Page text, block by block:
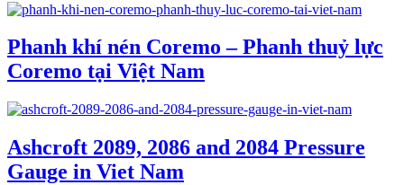
Phanh khí nén Coremo – Phanh thuỷ lực
Coremo tại Việt Nam
Ashcroft 2089, 2086 and 2084 Pressure
Gauge in Viet Nam